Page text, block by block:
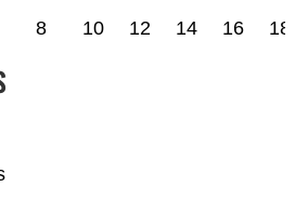
8 10 12 14 16 18